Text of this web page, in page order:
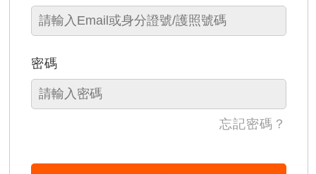
密碼
忘記密碼？